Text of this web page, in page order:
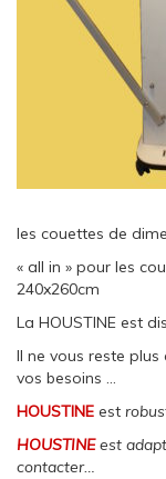
les couettes de
« all in » pour les
240x260cm
La HOUSTINE est
Il ne vous reste plus
vos besoins …
HOUSTINE est
HOUSTINEest
contacter…